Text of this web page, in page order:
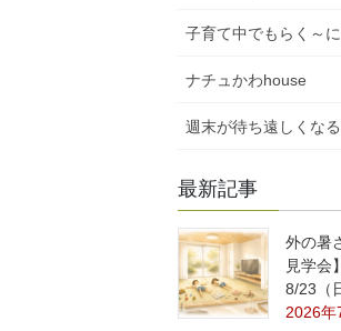
子育て中でもらく～
ナチュかわhouse
週末が待ち遠しくな
最新記事
外の暑
見学会
8/23（
2026年